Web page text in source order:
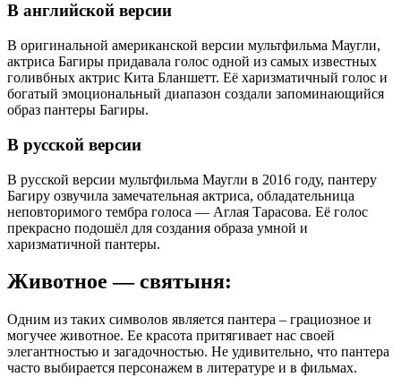
В английской версии
В оригинальной американской версии мультфильма Маугли,
актриса Багиры придавала голос одной из самых известных
голивбных актрис Кита Бланшетт. Её харизматичный голос и
богатый эмоциональный диапазон создали запоминающийся
образ пантеры Багиры.
В русской версии
В русской версии мультфильма Маугли в 2016 году, пантеру
Багиру озвучила замечательная актриса, обладательница
неповторимого тембра голоса — Аглая Тарасова. Её голос
прекрасно подошёл для создания образа умной и
харизматичной пантеры.
Животное — святыня:
Одним из таких символов является пантера – грациозное и
могучее животное. Ее красота притягивает нас своей
элегантностью и загадочностью. Не удивительно, что пантера
часто выбирается персонажем в литературе и в фильмах.